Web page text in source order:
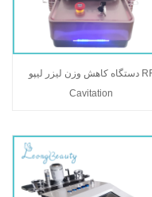
دستگاه کاهش وزن لیزر لیپو RF
Cavitation